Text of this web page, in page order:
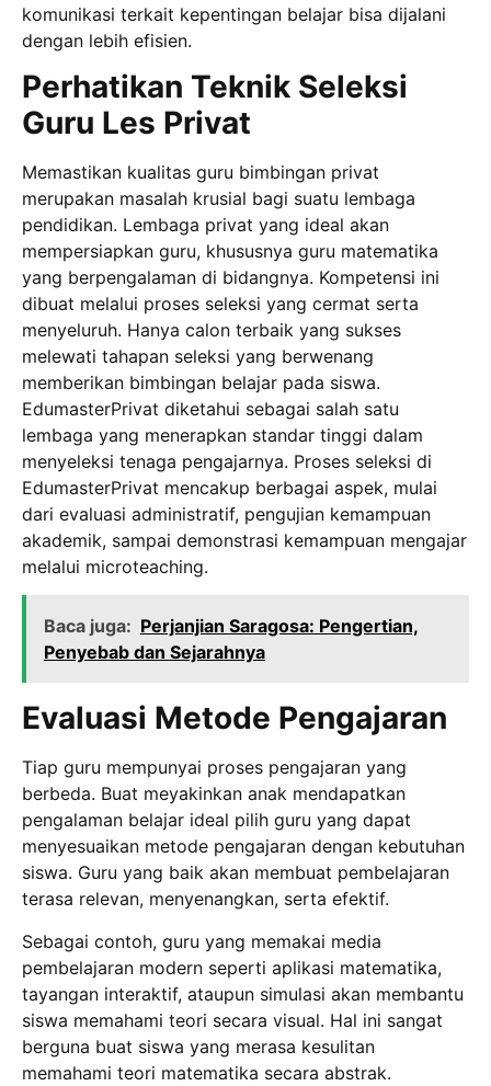
komunikasi terkait kepentingan belajar bisa dijalani
dengan lebih efisien.
Perhatikan Teknik Seleksi
Guru Les Privat
Memastikan kualitas guru bimbingan privat
merupakan masalah krusial bagi suatu lembaga
pendidikan. Lembaga privat yang ideal akan
mempersiapkan guru, khususnya guru matematika
yang berpengalaman di bidangnya. Kompetensi ini
dibuat melalui proses seleksi yang cermat serta
menyeluruh. Hanya calon terbaik yang sukses
melewati tahapan seleksi yang berwenang
memberikan bimbingan belajar pada siswa.
EdumasterPrivat diketahui sebagai salah satu
lembaga yang menerapkan standar tinggi dalam
menyeleksi tenaga pengajarnya. Proses seleksi di
EdumasterPrivat mencakup berbagai aspek, mulai
dari evaluasi administratif, pengujian kemampuan
akademik, sampai demonstrasi kemampuan mengajar
melalui microteaching.
Baca juga: Perjanjian Saragosa: Pengertian,
Penyebab dan Sejarahnya
Evaluasi Metode Pengajaran
Tiap guru mempunyai proses pengajaran yang
berbeda. Buat meyakinkan anak mendapatkan
pengalaman belajar ideal pilih guru yang dapat
menyesuaikan metode pengajaran dengan kebutuhan
siswa. Guru yang baik akan membuat pembelajaran
terasa relevan, menyenangkan, serta efektif.
Sebagai contoh, guru yang memakai media
pembelajaran modern seperti aplikasi matematika,
tayangan interaktif, ataupun simulasi akan membantu
siswa memahami teori secara visual. Hal ini sangat
berguna buat siswa yang merasa kesulitan
memahami teori matematika secara abstrak.